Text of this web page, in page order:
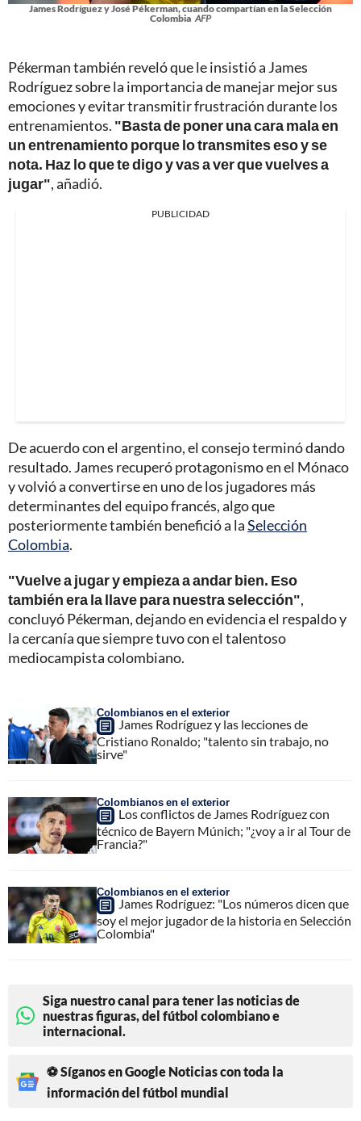
James Rodríguez y José Pékerman, cuando compartían en la Selección
Colombia AFP
Pékerman también reveló que le insistió a James
Rodríguez sobre la importancia de manejar mejor sus
emociones y evitar transmitir frustración durante los
entrenamientos. "Basta de poner una cara mala en
un entrenamiento porque lo transmites eso y se
nota. Haz lo que te digo y vas a ver que vuelves a
jugar", añadió.
PUBLICIDAD
De acuerdo con el argentino, el consejo terminó dando
resultado. James recuperó protagonismo en el Mónaco
y volvió a convertirse en uno de los jugadores más
determinantes del equipo francés, algo que
posteriormente también benefició a laSelección
Colombia.
"Vuelve a jugar y empieza a andar bien. Eso
también era la llave para nuestra selección",
concluyó Pékerman, dejando en evidencia el respaldo y
la cercanía que siempre tuvo con el talentoso
mediocampista colombiano.
Colombianos en el exterior
James Rodríguez y las lecciones de
Cristiano Ronaldo; "talento sin trabajo, no
sirve"
Colombianos en el exterior
Los conflictos de James Rodríguez con
técnico de Bayern Múnich; "¿voy a ir al Tour de
Francia?"
Colombianos en el exterior
James Rodríguez: "Los números dicen que
soy el mejor jugador de la historia en Selección
Colombia"
Siga nuestro canal para tener las noticias de
nuestras figuras, del fútbol colombiano e
internacional.
⚽ Síganos en Google Noticias con toda la
información del fútbol mundial